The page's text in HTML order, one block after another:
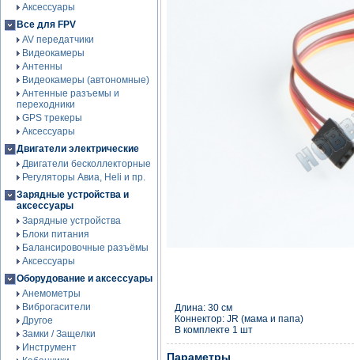
Аксессуары
Все для FPV
AV передатчики
Видеокамеры
Антенны
Видеокамеры (автономные)
Антенные разъемы и
переходники
GPS трекеры
Аксессуары
Двигатели электрические
Двигатели бесколлекторные
Регуляторы Авиа, Heli и пр.
Зарядные устройства и
аксессуары
Зарядные устройства
Блоки питания
Балансировочные разъёмы
Аксессуары
Оборудование и аксессуары
Анемометры
Виброгасители
Другое
Замки / Защелки
Инструмент
Длина: 30 см
Коннектор: JR (мама и папа)
В комплекте 1 шт
Параметры